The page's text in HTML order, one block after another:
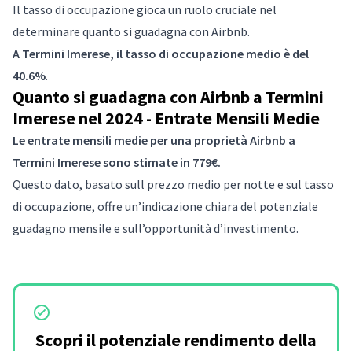
Il tasso di occupazione gioca un ruolo cruciale nel
determinare quanto si guadagna con Airbnb.
A Termini Imerese, il tasso di occupazione medio è del
40.6%.
Quanto si guadagna con Airbnb a Termini
Imerese nel 2024 - Entrate Mensili Medie
Le entrate mensili medie per una proprietà Airbnb a
Termini Imerese sono stimate in 779€.
Questo dato, basato sull prezzo medio per notte e sul tasso
di occupazione, offre un’indicazione chiara del potenziale
guadagno mensile e sull’opportunità d’investimento.
Scopri il potenziale rendimento della